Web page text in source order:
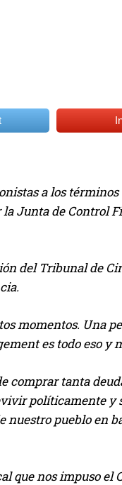
a los
Junta de Control
del Tribunal de
momentos. Una
es todo eso y
comprar tanta
políticamente y
pueblo en
que nos impuso